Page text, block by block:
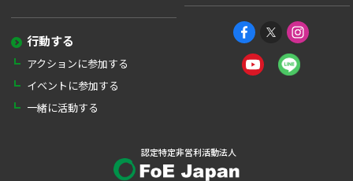
行動する
アクションに参加する
イベントに参加する
一緒に活動する
認定特定非営利活動法人